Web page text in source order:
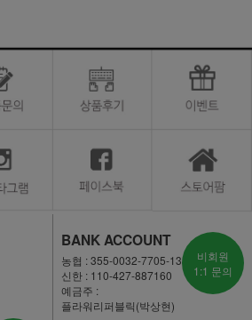
BANK ACCOUNT
농협 : 355-0032-7705-13
신한 : 110-427-887160
예금주 :
플라워리퍼블릭(박상현)
비회원
1:1 문의